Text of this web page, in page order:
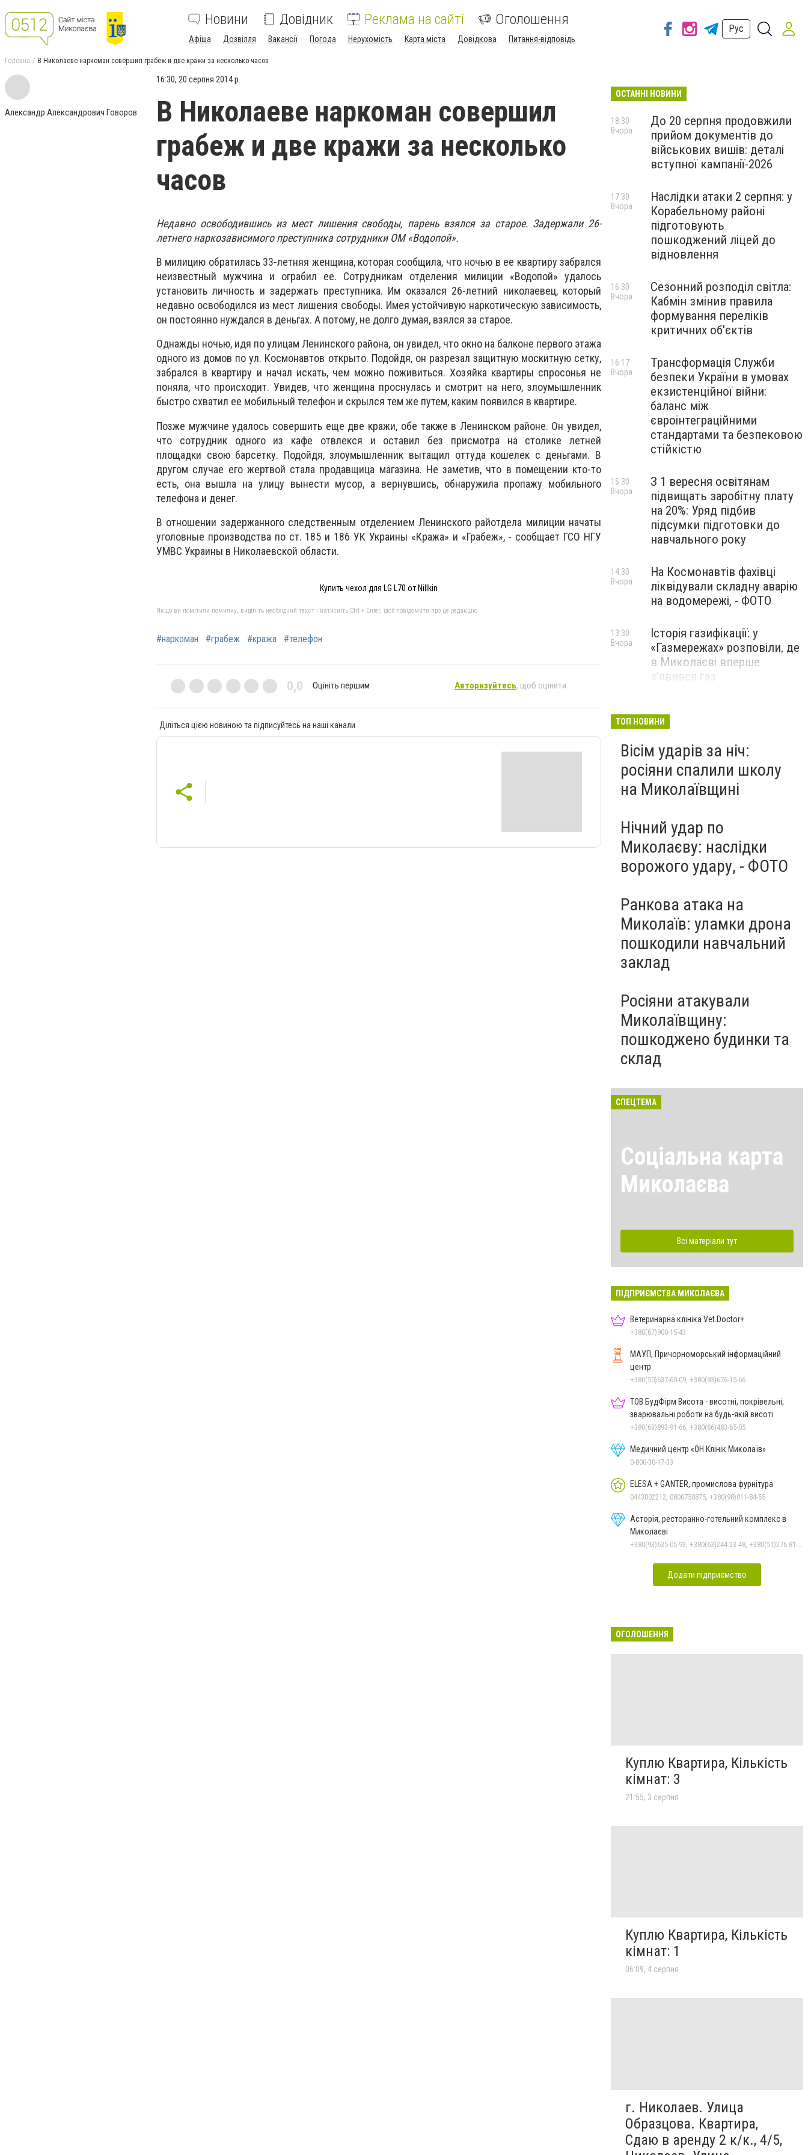
Новини Довідник Реклама на сайті Оголошення
Афіша Дозвілля Вакансії Погода Нерухомість Карта міста Довідкова Питання-відповідь
Рус
Головна В Николаеве наркоман совершил грабеж и две кражи за несколько часов
Александр Александрович Говоров
16:30, 20 серпня 2014 р.
В Николаеве наркоман совершил
грабеж и две кражи за несколько
часов
Недавно освободившись из мест лишения свободы, парень взялся за старое. Задержали 26-
летнего наркозависимого преступника сотрудники ОМ «Водопой».
В милицию обратилась 33-летняя женщина, которая сообщила, что ночью в ее квартиру забрался
неизвестный мужчина и ограбил ее. Сотрудникам отделения милиции «Водопой» удалось
установить личность и задержать преступника. Им оказался 26-летний николаевец, который
недавно освободился из мест лишения свободы. Имея устойчивую наркотическую зависимость,
он постоянно нуждался в деньгах. А потому, не долго думая, взялся за старое.
Однажды ночью, идя по улицам Ленинского района, он увидел, что окно на балконе первого этажа
одного из домов по ул. Космонавтов открыто. Подойдя, он разрезал защитную москитную сетку,
забрался в квартиру и начал искать, чем можно поживиться. Хозяйка квартиры спросонья не
поняла, что происходит. Увидев, что женщина проснулась и смотрит на него, злоумышленник
быстро схватил ее мобильный телефон и скрылся тем же путем, каким появился в квартире.
Позже мужчине удалось совершить еще две кражи, обе также в Ленинском районе. Он увидел,
что сотрудник одного из кафе отвлекся и оставил без присмотра на столике летней
площадки свою барсетку. Подойдя, злоумышленник вытащил оттуда кошелек с деньгами. В
другом случае его жертвой стала продавщица магазина. Не заметив, что в помещении кто-то
есть, она вышла на улицу вынести мусор, а вернувшись, обнаружила пропажу мобильного
телефона и денег.
В отношении задержанного следственным отделением Ленинского райотдела милиции начаты
уголовные производства по ст. 185 и 186 УК Украины «Кража» и «Грабеж», - сообщает ГСО НГУ
УМВС Украины в Николаевской области.
Купить чехол для LG L70 от Nillkin
Якщо ви помітили помилку, виділіть необхідний текст і натисніть Ctrl + Enter, щоб повідомити про це редакцію
#наркоман #грабеж #кража #телефон
0,0 Оцініть першим Авторизуйтесь, щоб оцінити
Діліться цією новиною та підписуйтесь на наші канали
ОСТАННІ НОВИНИ
До 20 серпня продовжили
прийом документів до
військових вишів: деталі
вступної кампанії-2026
18:30
Вчора
Наслідки атаки 2 серпня: у
Корабельному районі
підготовують
пошкоджений ліцей до
відновлення
17:30
Вчора
Сезонний розподіл світла:
Кабмін змінив правила
формування переліків
критичних об'єктів
16:30
Вчора
Трансформація Служби
безпеки України в умовах
екзистенційної війни:
баланс між
євроінтеграційними
стандартами та безпековою
стійкістю
16:17
Вчора
З 1 вересня освітянам
підвищать заробітну плату
на 20%: Уряд підбив
підсумки підготовки до
навчального року
15:30
Вчора
На Космонавтів фахівці
ліквідували складну аварію
на водомережі, - ФОТО
14:30
Вчора
Історія газифікації: у
«Газмережах» розповіли, де
в Миколаєві вперше
з'явився газ
13:30
Вчора
Миколаєві 2026: шукаємо
перезавантаження
ПАРТНЕРСЬКИЙ СПЕЦПРОЄКТ
Вчора
ТОП НОВИНИ
Вісім ударів за ніч:
росіяни спалили школу
на Миколаївщині
Нічний удар по
Миколаєву: наслідки
ворожого удару, - ФОТО
Ранкова атака на
Миколаїв: уламки дрона
пошкодили навчальний
заклад
Росіяни атакували
Миколаївщину:
пошкоджено будинки та
склад
СПЕЦТЕМА
Соціальна карта
Миколаєва
Всі матеріали тут
ПІДПРИЄМСТВА МИКОЛАЄВА
Ветеринарна клініка Vet.Doctor+
+380(67)900-15-43
МАУП, Причорноморський інформаційний
центр
+380(50)637-60-09, +380(93)676-15-66
ТОВ БудФірм Висота - висотні, покрівельні,
зварювальні роботи на будь-якій висоті
+380(63)893-91-66, +380(66)483-65-05
Медичний центр «ОН Клінік Миколаїв»
0-800-30-17-33
ELESA + GANTER, промислова фурнітура
0443002212, 0800750875, +380(98)011-84-55
Асторія, ресторанно-готельний комплекс в
Миколаєві
Додати підприємство
ОГОЛОШЕННЯ
Куплю Квартира, Кількість
кімнат: 3
21:55, 3 серпня
Куплю Квартира, Кількість
кімнат: 1
06:09, 4 серпня
г. Николаев. Улица
Образцова. Квартира,
Сдаю в аренду 2 к/к., 4/5,